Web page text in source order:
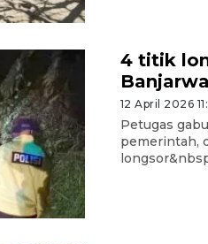
4 titik
12 April 2026
Petugas
pemerintah,